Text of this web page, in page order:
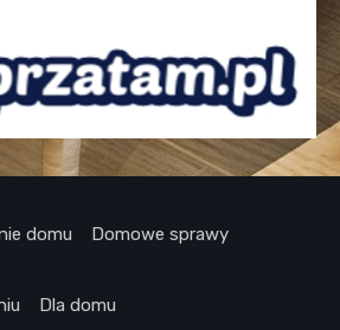
domu Domowe sprawy
Dla domu